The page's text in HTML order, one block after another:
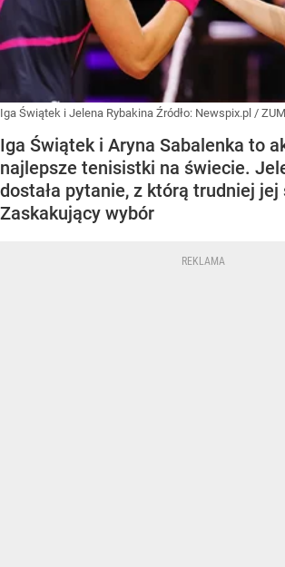
Iga Świątek i Jelena Rybakina Źródło: Newspix.pl /
Iga Świątek i Aryna Sabalenka to
najlepsze tenisistki na świecie.
dostała pytanie, z którą trudniej jej
Zaskakujący wybór